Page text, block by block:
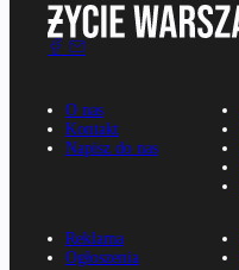
O nas
Kontakt
Napisz do nas
Reklama
Ogłoszenia